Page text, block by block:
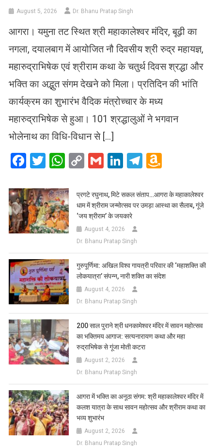
August 5, 2026 Dr. Bhanu Pratap Singh
आगरा। यमुना तट स्थित श्री महाकालेश्वर मंदिर, बूढ़ी का
नगला, दयालबाग में आयोजित नौ दिवसीय श्री रुद्र महायज्ञ,
महारुद्राभिषेक एवं श्रीराम कथा के चतुर्थ दिवस श्रद्धा और
भक्ति का अद्भुत संगम देखने को मिला। प्रतिदिन की भांति
कार्यक्रम का शुभारंभ वैदिक मंत्रोच्चार के मध्य
महारुद्राभिषेक से हुआ। 101 श्रद्धालुओं ने भगवान
भोलेनाथ का विधि-विधान से […]
Facebook
Twitter
WhatsApp
CopyGmailLinkedIn
Telegram
List
प्रगटे रघुनाथ, मिटे सकल संताप…आगरा के महाकालेश्वर
धाम में श्रीराम जन्मोत्सव पर उमड़ा आस्था का सैलाब, गूंजे
‘जय श्रीराम’ के जयकारे
August 4, 2026
Dr. Bhanu Pratap Singh
गुरुपूर्णिमा: अखिल विश्व गायत्री परिवार की ‘महाशक्ति की
लोकयात्रा’ संपन्न, नारी शक्ति का संदेश
August 4, 2026
Dr. Bhanu Pratap Singh
200 साल पुराने श्री धनकामेश्वर मंदिर में सावन महोत्सव
का भक्तिमय आगाज: सत्यनारायण कथा और महा
रुद्राभिषेक से गूंजा मोती कटरा
August 2, 2026
Dr. Bhanu Pratap Singh
आगरा में भक्ति का अनूठा संगम: श्री महाकालेश्वर मंदिर में
कलश यात्रा के साथ सावन महोत्सव और श्रीराम कथा का
भव्य शुभारंभ
August 2, 2026
Dr. Bhanu Pratap Singh